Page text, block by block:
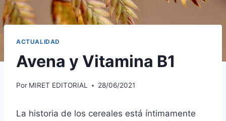
ACTUALIDAD
Avena y Vitamina B1
Por MIRET EDITORIAL 28/06/2021
La historia de los cereales está íntimamente